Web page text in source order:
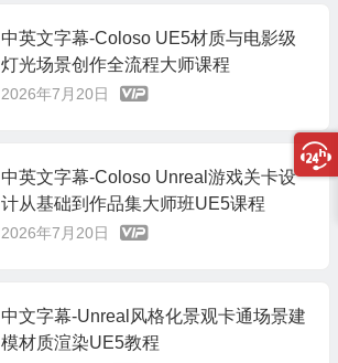
中英文字幕-Coloso UE5材质与电影级
灯光场景创作全流程大师课程
2026年7月20日
中英文字幕-Coloso Unreal游戏关卡设
计从基础到作品集大师班UE5课程
2026年7月20日
中文字幕-Unreal风格化景观卡通场景建
模材质渲染UE5教程